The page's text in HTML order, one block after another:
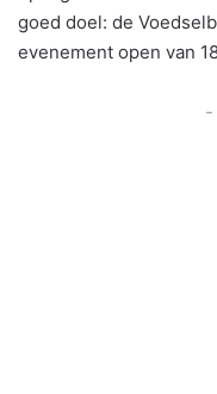
goed doel: de
evenement open van
-